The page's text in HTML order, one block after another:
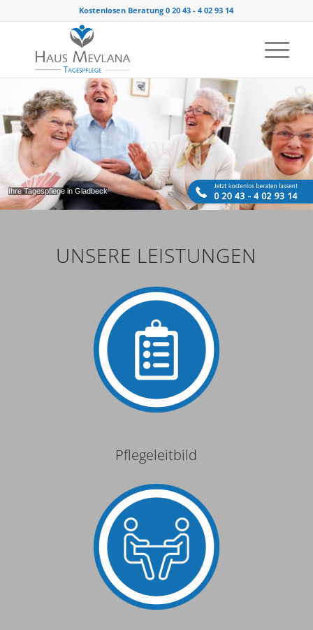
Kostenlosen Beratung 0 20 43 - 4 02 93 14
Ihre Tagespflege in Gladbeck
UNSERE LEISTUNGEN
Pflegeleitbild